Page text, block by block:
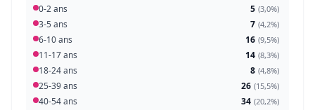
0-2 ans 5 (3,0%)
3-5 ans 7 (4,2%)
6-10 ans 16 (9,5%)
11-17 ans 14 (8,3%)
18-24 ans 8 (4,8%)
25-39 ans 26 (15,5%)
40-54 ans 34 (20,2%)